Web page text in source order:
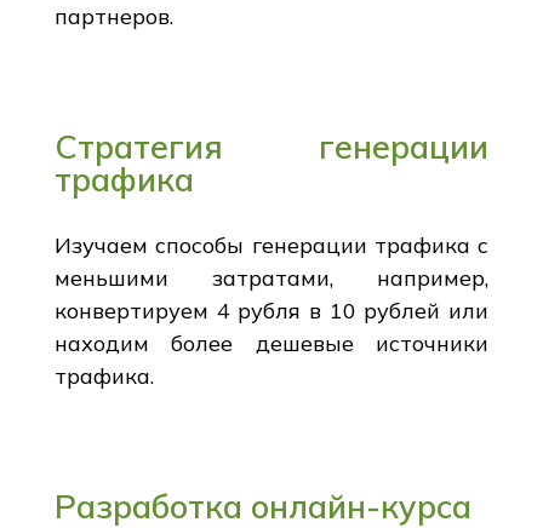
партнеров.
Стратегия генерации
трафика
Изучаем способы генерации трафика с
меньшими затратами, например,
конвертируем 4 рубля в 10 рублей или
находим более дешевые источники
трафика.
Разработка онлайн-курса